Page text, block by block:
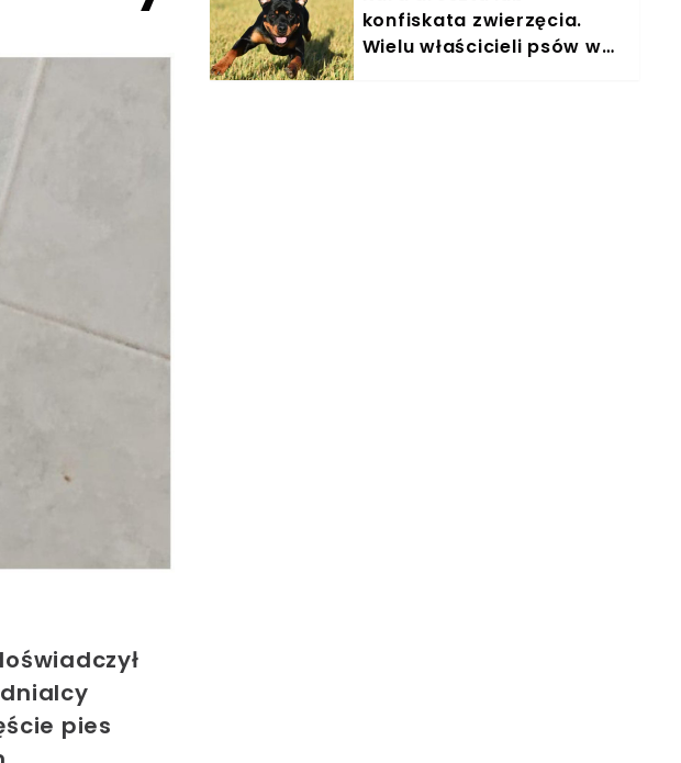
pies
konfiskata zwierzęcia.
Wielu właścicieli psów w